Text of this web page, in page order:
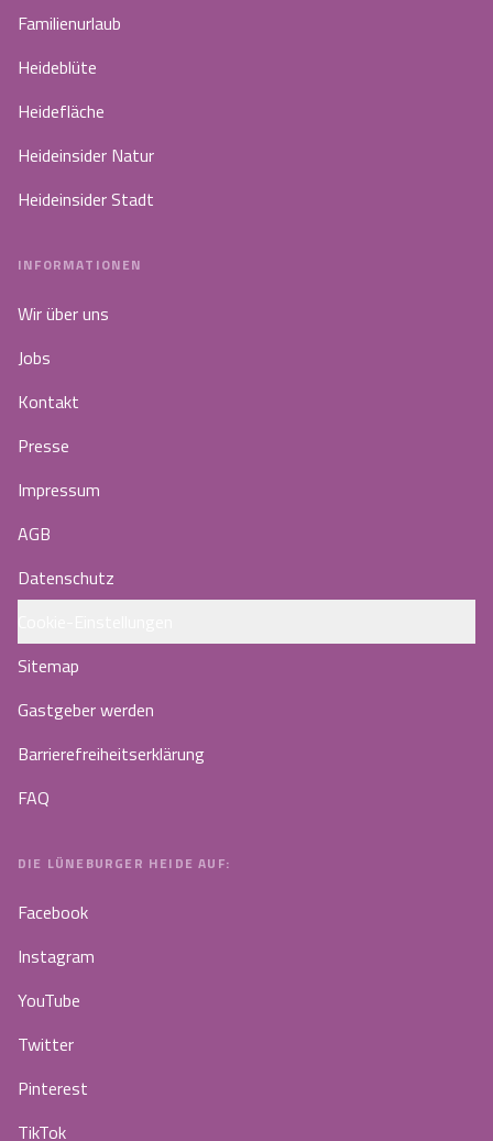
Familienurlaub
Heideblüte
Heidefläche
Heideinsider Natur
Heideinsider Stadt
INFORMATIONEN
Wir über uns
Jobs
Kontakt
Presse
Impressum
AGB
Datenschutz
Sitemap
Gastgeber werden
Barrierefreiheitserklärung
FAQ
DIE LÜNEBURGER HEIDE AUF:
Facebook
Instagram
YouTube
Twitter
Pinterest
TikTok